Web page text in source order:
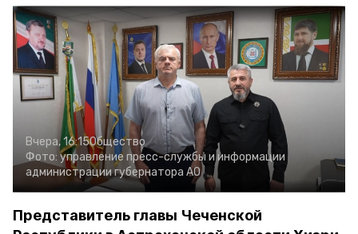
Вчера, 16:15Общество
Фото: управление пресс-службы и информации
администрации губернатора АО
Представитель главы Чеченской